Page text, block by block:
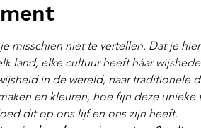
misschien niet te vertellen. Dat je
land, elke cultuur heeft háar
in de wereld, naar
en kleuren, hoe fijn deze
dit op ons lijf en ons zijn heeft.